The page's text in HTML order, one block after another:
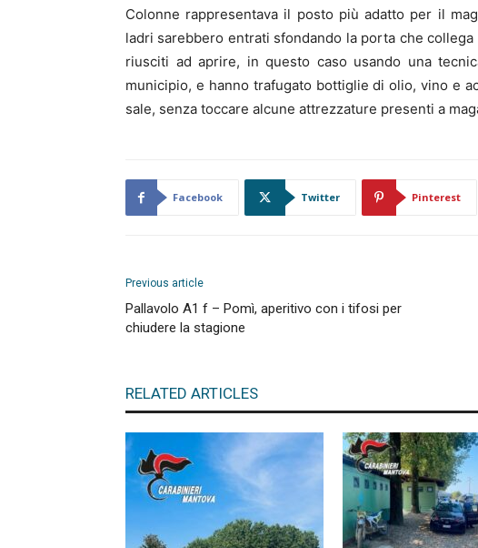
Colonne rappresentava il posto più adatto per il
ladri sarebbero entrati sfondando la porta che
riusciti ad aprire, in questo caso usando una
municipio, e hanno trafugato bottiglie di olio, vino e
sale, senza toccare alcune attrezzature presenti a
Facebook Twitter Pinterest
Previous article
Pallavolo A1 f – Pomì, aperitivo con i tifosi per
chiudere la stagione
RELATED ARTICLES